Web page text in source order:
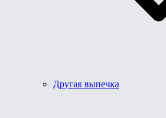
Другая выпечка